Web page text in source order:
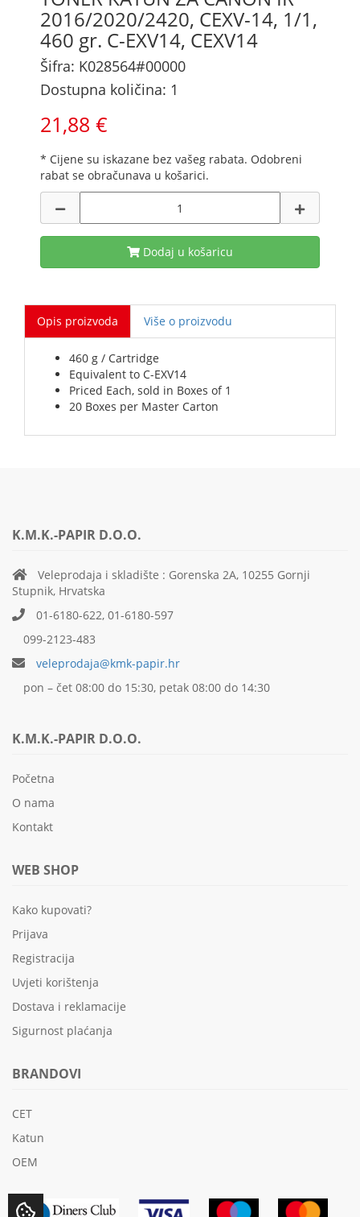
2016/2020/2420, CEXV-14, 1/1,
460 gr. C-EXV14, CEXV14
Šifra: K028564#00000
Dostupna količina: 1
21,88 €
* Cijene su iskazane bez vašeg rabata. Odobreni
rabat se obračunava u košarici.
Dodaj u košaricu
Opis proizvoda Više o proizvodu
460 g / Cartridge
Equivalent to C-EXV14
Priced Each, sold in Boxes of 1
20 Boxes per Master Carton
K.M.K.-PAPIR D.O.O.
Veleprodaja i skladište : Gorenska 2A, 10255 Gornji
Stupnik, Hrvatska
01-6180-622, 01-6180-597
099-2123-483
veleprodaja@kmk-papir.hr
pon – čet 08:00 do 15:30, petak 08:00 do 14:30
K.M.K.-PAPIR D.O.O.
Početna
O nama
Kontakt
WEB SHOP
Kako kupovati?
Prijava
Registracija
Uvjeti korištenja
Dostava i reklamacije
Sigurnost plaćanja
BRANDOVI
CET
Katun
OEM